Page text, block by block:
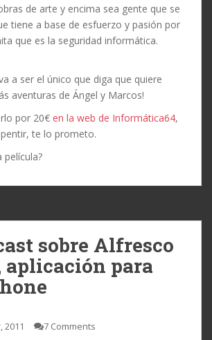
de arte y encima sea gente que se
tiene a base de esfuerzo y pasión por
que es la seguridad informática.
a ser el único que diga que quiere
aventuras de Ángel y Marcos!
por 20€ en la web de Informática64,
te lo prometo.
película?
sobre Alfresco
aplicación para
2011 7 Comments